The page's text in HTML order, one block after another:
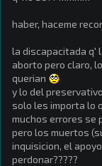
haber, haceme
la discapacitada q'
aborto pero claro,
querian
y lo del
solo les importa lo
muchos errores se
pero los muertos
inquisicion, el
perdonar?????